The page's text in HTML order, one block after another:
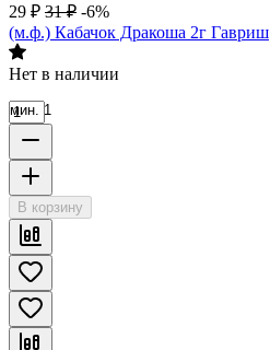
29 ₽ 31 ₽ -6%
(м.ф.) Кабачок Дракоша 2г Гавриш
Нет в наличии
мин. 1
В корзину